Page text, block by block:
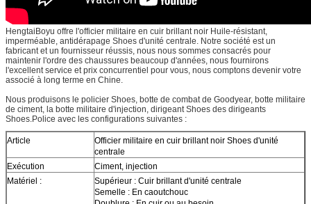
HengtaiBoyu offre l'officier militaire en cuir brillant noir Huile-résistant,
imperméable, antidérapage Shoes d'unité centrale. Notre société est un
fabricant et un fournisseur réussis, nous nous sommes consacrés pour
maintenir l'ordre des chaussures beaucoup d'années, nous fournirons
l'excellent service et prix concurrentiel pour vous, nous comptons devenir votre
associé à long terme en Chine.
Nous produisons le policier Shoes, botte de combat de Goodyear, botte militaire
de ciment, la botte militaire d'injection, dirigeant Shoes des dirigeants
Shoes.Police avec les configurations suivantes :
Article
Officier militaire en cuir brillant noir Shoes d'unité
centrale
Exécution
Ciment, injection
Matériel :
Supérieur : Cuir brillant d'unité centrale
Semelle : En caoutchouc